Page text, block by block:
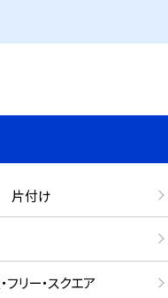
片付け
リー・スクエア